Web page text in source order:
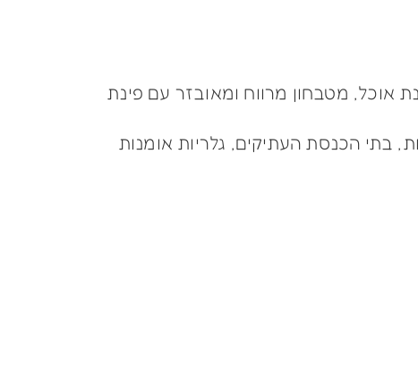
אוכל, מטבחון מרווח ומאובזר עם פינת
בתי הכנסת העתיקים, גלריות אומנות